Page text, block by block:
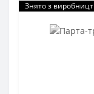
Знято з